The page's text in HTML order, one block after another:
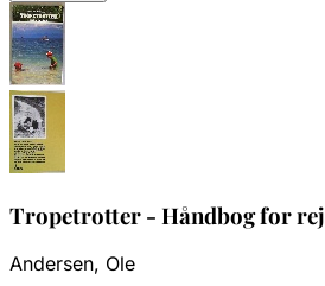
Tropetrotter - Håndbog for
Andersen, Ole